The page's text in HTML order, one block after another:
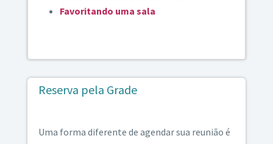
Favoritando uma sala
Reserva pela Grade
Uma forma diferente de agendar sua reunião é